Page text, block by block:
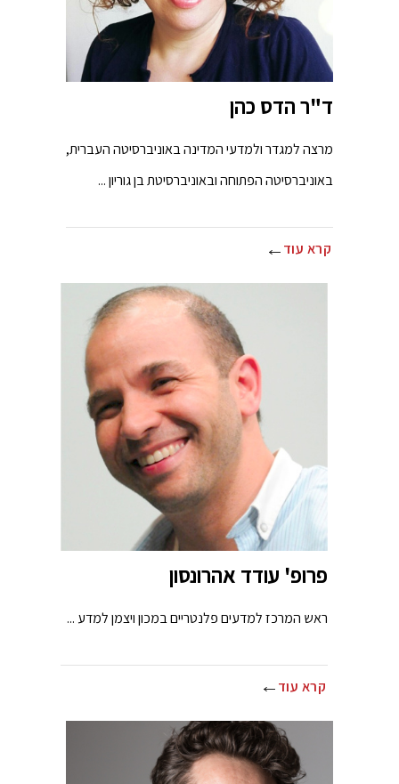
ד"ר הדס כהן
מרצה למגדר ולמדעי המדינה באוניברסיטה העברית,
באוניברסיטה הפתוחה ובאוניברסיטת בן גוריון ...
קרא עוד
פרופ' עודד אהרונסון
ראש המרכז למדעים פלנטריים במכון ויצמן למדע ...
קרא עוד